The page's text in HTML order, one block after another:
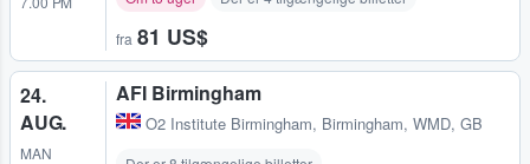
fra 81 US$
24.
AUG.
MAN
AFI Birmingham
O2 Institute Birmingham, Birmingham, WMD, GB